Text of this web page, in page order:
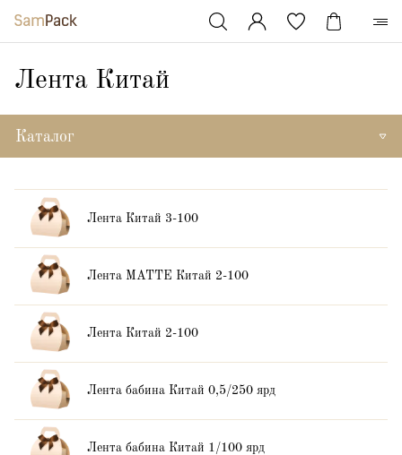
Лента Китай
Каталог
Лента Китай 3-100
Лента MATTE Китай 2-100
Лента Китай 2-100
Лента бабина Китай 0,5/250 ярд
Лента бабина Китай 1/100 ярд